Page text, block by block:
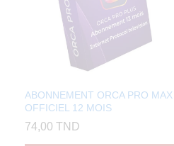
ABONNEMENT ORCA PRO MAX
OFFICIEL 12 MOIS
74,00TND